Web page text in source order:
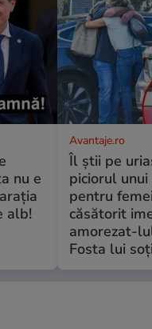
nu e
alb!
Avantaje.ro
Îl știi pe
piciorul
pentru
căsătorit
amorezat-
Fosta lui